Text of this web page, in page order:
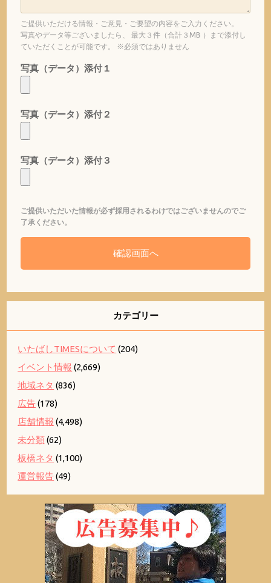
ご提供いただける情報・ご意見・ご要望の内容をご入力ください。
写真やデータ等ございましたら、 最大３件（合計３MB ）まで添付し
ていただくことが可能です。 ※必須ではありません
写真（データ）添付１
写真（データ）添付２
写真（データ）添付３
ご提供いただいた情報が必ず採用されるわけではございませんのでご
了承ください。
カテゴリー
いたばしTIMESについて (204)
イベント情報 (2,669)
地域ネタ (836)
広告(178)
店舗情報 (4,498)
未分類(62)
板橋ネタ (1,100)
運営報告(49)